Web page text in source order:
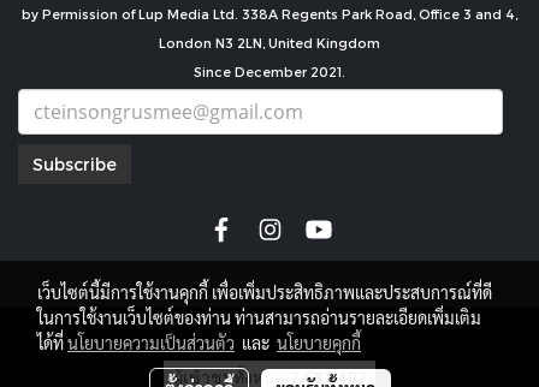
by Permission of Lup Media Ltd. 338A Regents Park Road, Office 3 and 4,
London N3 2LN, United Kingdom
Since December 2021.
Subscribe
copyright by
ผู้เข้าชมทั้งหมด7,681,407
เว็บไซต์นี้มีการใช้งานคุกกี้ เพื่อเพิ่มประสิทธิภาพและประสบการณ์ที่ดี
ในการใช้งานเว็บไซต์ของท่าน ท่านสามารถอ่านรายละเอียดเพิ่มเติม
ได้ที่นโยบายความเป็นส่วนตัว และ นโยบายคุกกี้